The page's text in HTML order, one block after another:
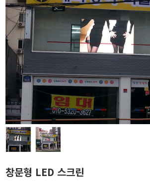
창문형 LED 스크린